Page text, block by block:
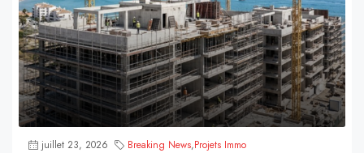
juillet 23, 2026 Breaking News,Projets Immo